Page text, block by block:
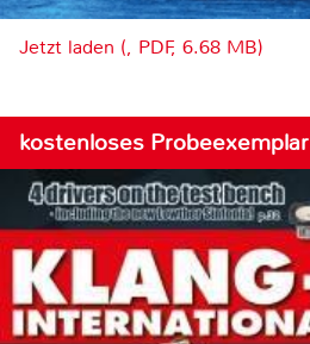
Jetzt laden (, PDF, 6.68 MB)
kostenloses Probeexemplar